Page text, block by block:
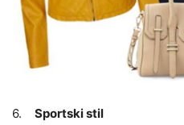
6. Sportski stil